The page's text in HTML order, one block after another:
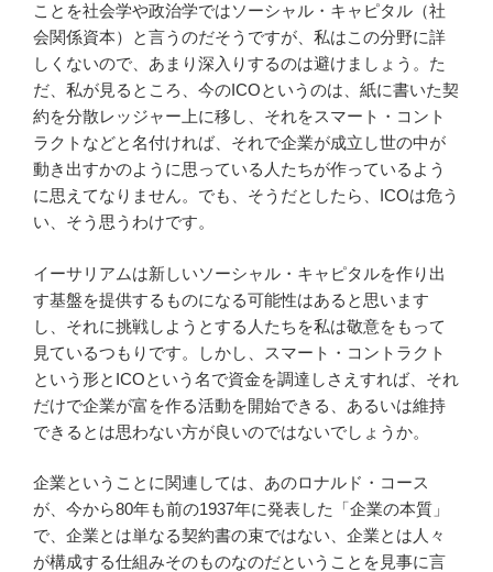
ことを社会学や政治学ではソーシャル・キャピタル（社
会関係資本）と言うのだそうですが、私はこの分野に詳
しくないので、あまり深入りするのは避けましょう。た
だ、私が見るところ、今のICOというのは、紙に書いた契
約を分散レッジャー上に移し、それをスマート・コント
ラクトなどと名付ければ、それで企業が成立し世の中が
動き出すかのように思っている人たちが作っているよう
に思えてなりません。でも、そうだとしたら、ICOは危う
い、そう思うわけです。
イーサリアムは新しいソーシャル・キャピタルを作り出
す基盤を提供するものになる可能性はあると思います
し、それに挑戦しようとする人たちを私は敬意をもって
見ているつもりです。しかし、スマート・コントラクト
という形とICOという名で資金を調達しさえすれば、それ
だけで企業が富を作る活動を開始できる、あるいは維持
できるとは思わない方が良いのではないでしょうか。
企業ということに関連しては、あのロナルド・コース
が、今から80年も前の1937年に発表した「企業の本質」
で、企業とは単なる契約書の束ではない、企業とは人々
が構成する仕組みそのものなのだということを見事に言